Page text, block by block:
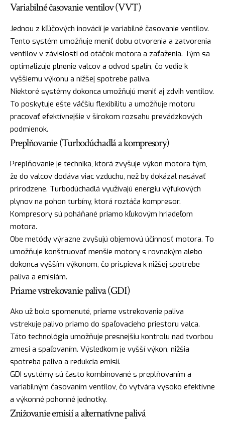
Variabilné časovanie ventilov (VVT)
Jednou z kľúčových inovácií je variabilné časovanie ventilov.
Tento systém umožňuje meniť dobu otvorenia a zatvorenia
ventilov v závislosti od otáčok motora a zaťaženia. Tým sa
optimalizuje plnenie valcov a odvod spalín, čo vedie k
vyššiemu výkonu a nižšej spotrebe paliva.
Niektoré systémy dokonca umožňujú meniť aj zdvih ventilov.
To poskytuje ešte väčšiu flexibilitu a umožňuje motoru
pracovať efektívnejšie v širokom rozsahu prevádzkových
podmienok.
Preplňovanie (Turbodúchadlá a kompresory)
Preplňovanie je technika, ktorá zvyšuje výkon motora tým,
že do valcov dodáva viac vzduchu, než by dokázal nasávať
prirodzene. Turbodúchadlá využívajú energiu výfukových
plynov na pohon turbíny, ktorá roztáča kompresor.
Kompresory sú poháňané priamo kľukovým hriadeľom
motora.
Obe metódy výrazne zvyšujú objemovú účinnosť motora. To
umožňuje konštruovať menšie motory s rovnakým alebo
dokonca vyšším výkonom, čo prispieva k nižšej spotrebe
paliva a emisiám.
Priame vstrekovanie paliva (GDI)
Ako už bolo spomenuté, priame vstrekovanie paliva
vstrekuje palivo priamo do spaľovacieho priestoru valca.
Táto technológia umožňuje presnejšiu kontrolu nad tvorbou
zmesi a spaľovaním. Výsledkom je vyšší výkon, nižšia
spotreba paliva a redukcia emisií.
GDI systémy sú často kombinované s preplňovaním a
variabilným časovaním ventilov, čo vytvára vysoko efektívne
a výkonné pohonné jednotky.
Znižovanie emisií a alternatívne palivá